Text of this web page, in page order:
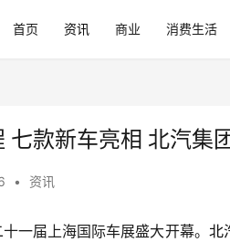
首页 资讯 商业 消费生活
七款新车亮相 北汽集
• 资讯
一届上海国际车展盛大开幕。 北